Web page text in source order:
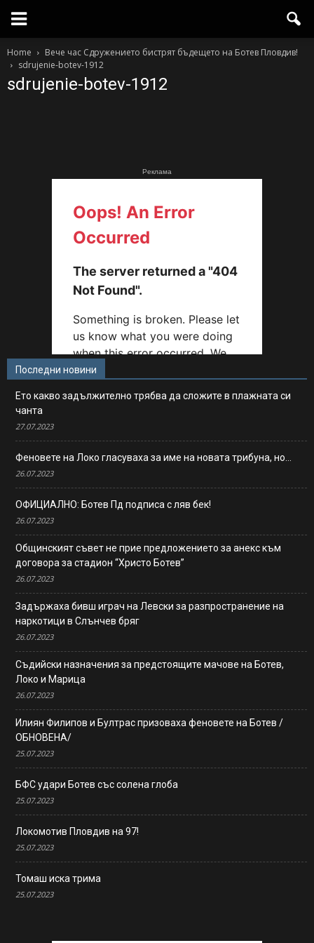
Home
Вече час Сдружението бистрят бъдещето на Ботев Пловдив!
sdrujenie-botev-1912
sdrujenie-botev-1912
Реклама
Последни новини
Ето какво задължително трябва да сложите в плажната си
чанта
27.07.2023
Феновете на Локо гласуваха за име на новата трибуна, но…
26.07.2023
ОФИЦИАЛНО: Ботев Пд подписа с ляв бек!
26.07.2023
Общинският съвет не прие предложението за анекс към
договора за стадион “Христо Ботев”
26.07.2023
Задържаха бивш играч на Левски за разпространение на
наркотици в Слънчев бряг
26.07.2023
Съдийски назначения за предстоящите мачове на Ботев,
Локо и Марица
26.07.2023
Илиян Филипов и Бултрас призоваха феновете на Ботев /
ОБНОВЕНА/
25.07.2023
БФС удари Ботев със солена глоба
25.07.2023
Локомотив Пловдив на 97!
25.07.2023
Томаш иска трима
25.07.2023